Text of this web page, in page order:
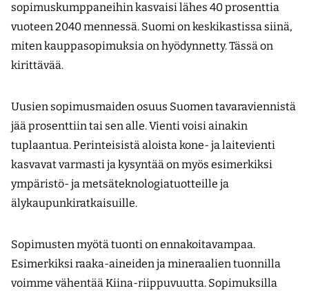
sopimuskumppaneihin kasvaisi lähes 40 prosenttia
vuoteen 2040 mennessä. Suomi on keskikastissa siinä,
miten kauppasopimuksia on hyödynnetty. Tässä on
kirittävää.
Uusien sopimusmaiden osuus Suomen tavaraviennistä
jää prosenttiin tai sen alle. Vienti voisi ainakin
tuplaantua. Perinteisistä aloista kone- ja laite­vienti
kasvavat varmasti ja kysyntää on myös esimerkiksi
ympäristö- ja metsäteknologiatuotteille ja
älykaupunkiratkaisuille.
Sopimusten myötä tuonti on ennakoitavampaa.
Esimerkiksi raaka-aineiden ja mineraalien tuonnilla
voimme vähentää Kiina-riippuvuutta. Sopimuksilla